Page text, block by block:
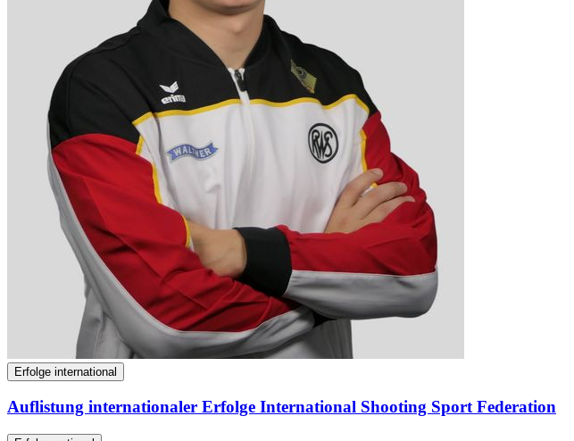
Erfolge international
Auflistung internationaler Erfolge International Shooting Sport Federation